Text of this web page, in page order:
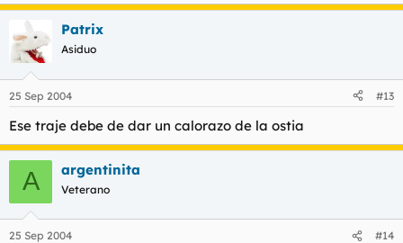
Patrix
Asiduo
25 Sep 2004 #13
Ese traje debe de dar un calorazo de la ostia
A argentinita
Veterano
25 Sep 2004 #14